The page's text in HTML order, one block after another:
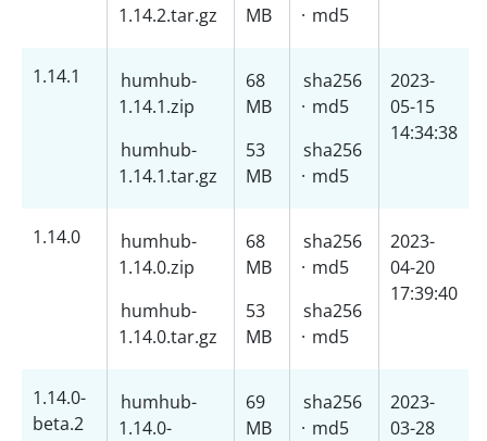
1.14.2.tar.gz
MB
· md5
1.14.1
humhub-
1.14.1.zip
humhub-
1.14.1.tar.gz
68
MB
53
MB
sha256
· md5
sha256
· md5
2023-
05-15
14:34:38
1.14.0
humhub-
1.14.0.zip
humhub-
1.14.0.tar.gz
68
MB
53
MB
sha256
· md5
sha256
· md5
2023-
04-20
17:39:40
1.14.0-
beta.2
humhub-
1.14.0-
69
MB
sha256
· md5
2023-
03-28